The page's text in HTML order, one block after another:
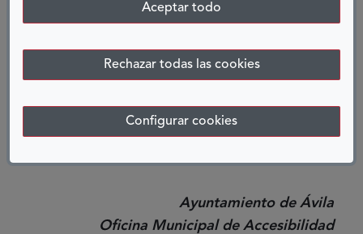
Aceptar todo
Rechazar todas las cookies
Configurar cookies
Por eso desde Ávila queremos animar a otros
ciudades lugares más habitables y para que
‘Ávila, ciudad de todos y para todos’.
Ayuntamiento de Ávila
Oficina Municipal de Accesibilidad